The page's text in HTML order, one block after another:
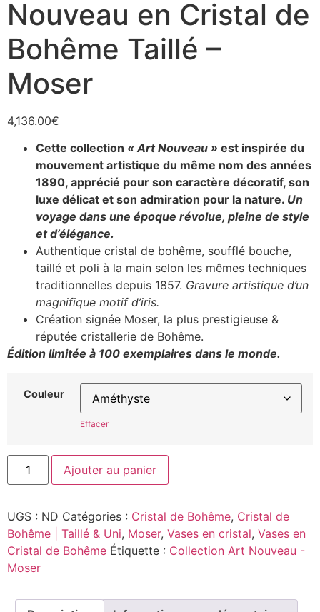
Nouveau en Cristal de
Bohême Taillé –
Moser
4,136.00€
Cette collection « Art Nouveau » est inspirée du
mouvement artistique du même nom des années
1890, apprécié pour son caractère décoratif, son
luxe délicat et son admiration pour la nature. Un
voyage dans une époque révolue, pleine de style
et d’élégance.
Authentique cristal de bohême, soufflé bouche,
taillé et poli à la main selon les mêmes techniques
traditionnelles depuis 1857. Gravure artistique d’un
magnifique motif d’iris.
Création signée Moser, la plus prestigieuse &
réputée cristallerie de Bohême.
Édition limitée à 100 exemplaires dans le monde.
Couleur
Effacer
Ajouter au panier
UGS : ND Catégories : Cristal de Bohême, Cristal de
Bohême | Taillé & Uni, Moser, Vases en cristal, Vases en
Cristal de Bohême Étiquette : Collection Art Nouveau -
Moser